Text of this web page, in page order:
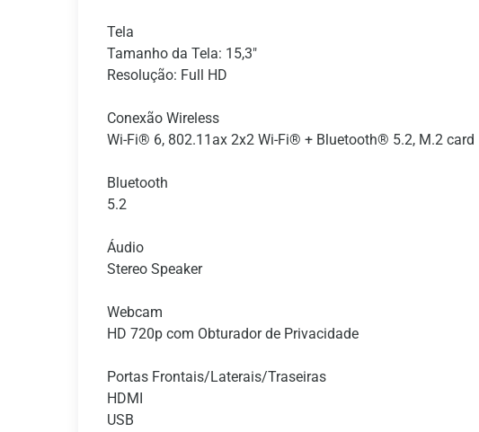
Tela
Tamanho da Tela: 15,3"
Resolução: Full HD
Conexão Wireless
Wi-Fi® 6, 802.11ax 2x2 Wi-Fi® + Bluetooth® 5.2, M.2 card
Bluetooth
5.2
Áudio
Stereo Speaker
Webcam
HD 720p com Obturador de Privacidade
Portas Frontais/Laterais/Traseiras
HDMI
USB